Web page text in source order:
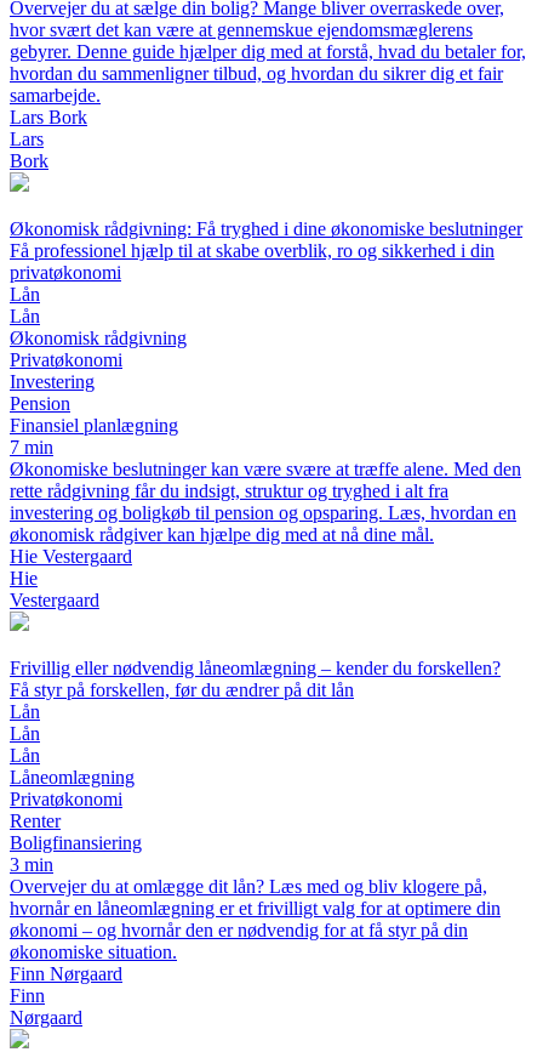
Overvejer du at sælge din bolig? Mange bliver overraskede over,
hvor svært det kan være at gennemskue ejendomsmæglerens
gebyrer. Denne guide hjælper dig med at forstå, hvad du betaler for,
hvordan du sammenligner tilbud, og hvordan du sikrer dig et fair
samarbejde.
Lars Bork
Lars
Bork
Økonomisk rådgivning: Få tryghed i dine økonomiske beslutninger
Få professionel hjælp til at skabe overblik, ro og sikkerhed i din
privatøkonomi
Lån
Lån
Økonomisk rådgivning
Privatøkonomi
Investering
Pension
Finansiel planlægning
7 min
Økonomiske beslutninger kan være svære at træffe alene. Med den
rette rådgivning får du indsigt, struktur og tryghed i alt fra
investering og boligkøb til pension og opsparing. Læs, hvordan en
økonomisk rådgiver kan hjælpe dig med at nå dine mål.
Hie Vestergaard
Hie
Vestergaard
Frivillig eller nødvendig låneomlægning – kender du forskellen?
Få styr på forskellen, før du ændrer på dit lån
Lån
Lån
Lån
Låneomlægning
Privatøkonomi
Renter
Boligfinansiering
3 min
Overvejer du at omlægge dit lån? Læs med og bliv klogere på,
hvornår en låneomlægning er et frivilligt valg for at optimere din
økonomi – og hvornår den er nødvendig for at få styr på din
økonomiske situation.
Finn Nørgaard
Finn
Nørgaard